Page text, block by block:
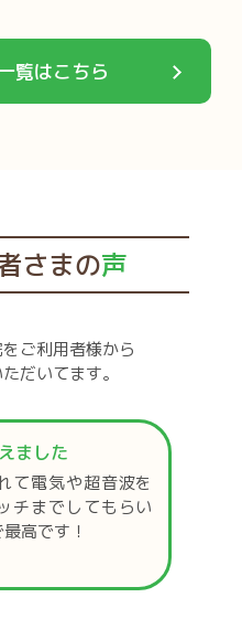
覧はこちら
さまの声
ご利用者様から
だいてます。
ました
て電気や超音波を
チまでしてもらい
高です！